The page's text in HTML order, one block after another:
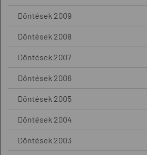
Döntések 2009
Döntések 2008
Döntések 2007
Döntések 2006
Döntések 2005
Döntések 2004
Döntések 2003